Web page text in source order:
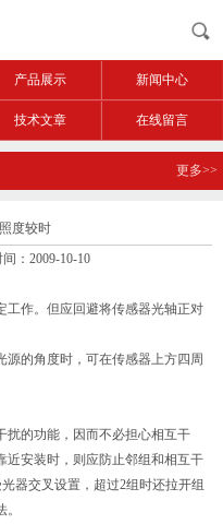
产品展示 新闻中心
技术文章 在线留言
更多>>
度较时
：2009-10-10
作。但应回避将传感器光轴正对
的角度时，可在传感器上方四周
的功能，因而不必担心相互干
近安装时，则应防止邻组和相互干
器交叉设置，超过2组时还拉开组